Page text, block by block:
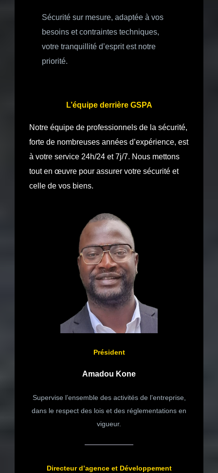
Sécurité sur mesure, adaptée à vos
besoins et contraintes techniques,
votre tranquillité d’esprit est notre
priorité.
L’équipe derrière GSPA
Notre équipe de professionnels de la sécurité,
forte de nombreuses années d’expérience, est
à votre service 24h/24 et 7j/7. Nous mettons
tout en œuvre pour assurer votre sécurité et
celle de vos biens.
Président
Amadou Kone
Supervise l’ensemble des activités de l’entreprise,
dans le respect des lois et des réglementations en
vigueur.
Directeur d’agence et Développement